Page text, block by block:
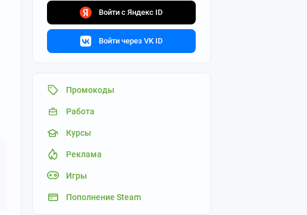
Войти с Яндекс ID
Войти через VK ID
Промокоды
Работа
Курсы
Реклама
Игры
Пополнение Steam